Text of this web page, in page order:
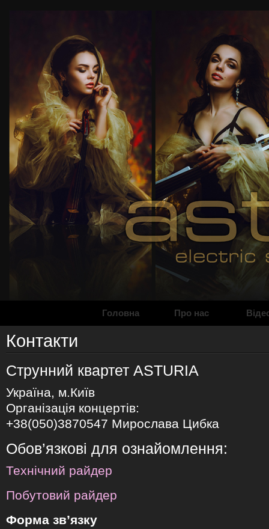
Головна Про нас
Контакти
Струнний квартет ASTURIA
Україна, м.Київ
Організація концертів:
+38(050)3870547 Мирослава Цибка
Обов’язкові для ознайомлення:
Технічний райдер
Побутовий райдер
Форма зв’язку